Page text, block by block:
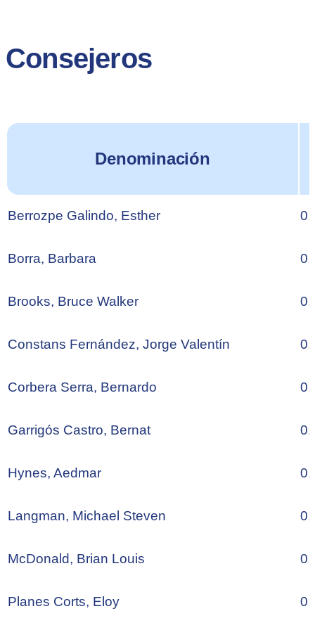
Consejeros
Denominación
Berrozpe Galindo, Esther
Borra, Barbara
Brooks, Bruce Walker
Constans Fernández, Jorge Valentín
Corbera Serra, Bernardo
Garrigós Castro, Bernat
Hynes, Aedmar
Langman, Michael Steven
McDonald, Brian Louis
Planes Corts, Eloy